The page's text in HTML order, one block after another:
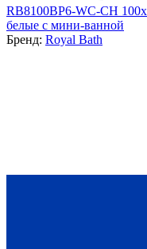
RB8100BP6-WC-CH
белые с мини-ванной
Бренд: Royal Bath